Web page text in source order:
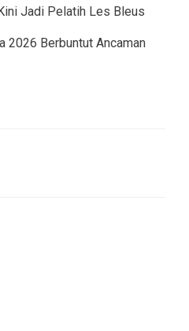
Jadi Pelatih Les Bleus
2026 Berbuntut Ancaman